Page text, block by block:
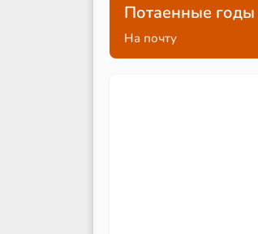
Потаенные годы
На почту